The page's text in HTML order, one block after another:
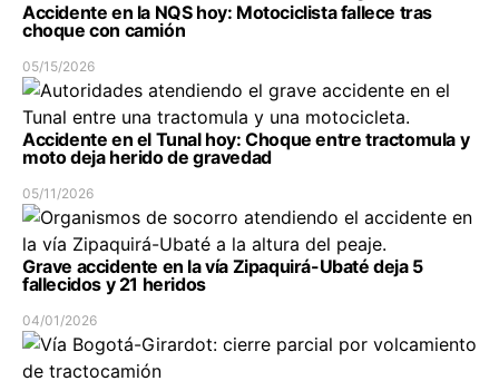
Accidente en la NQS hoy: Motociclista fallece tras
choque con camión
05/15/2026
Accidente en el Tunal hoy: Choque entre tractomula y
moto deja herido de gravedad
05/11/2026
Grave accidente en la vía Zipaquirá-Ubaté deja 5
fallecidos y 21 heridos
04/01/2026